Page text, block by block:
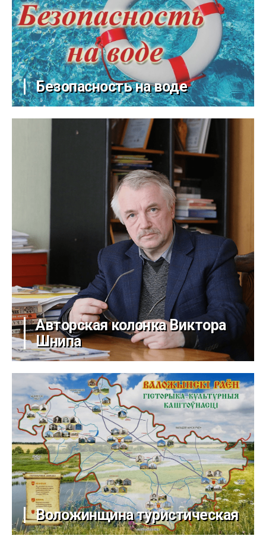
Безопасность на воде
Авторская колонка Виктора
Шнипа
Воложинщина туристическая